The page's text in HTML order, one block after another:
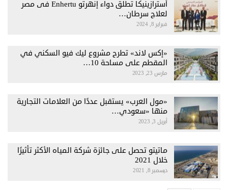
أسترازينيكا تطلق دواء إنهرتو Enhertu فى مصر
لعلاج سرطان…
فبراير 8, 2024
«إكس لاند» تطرح مشروع ليك فيو السكني في
المقطم على مساحة 10…
مارس 23, 2023
«مول العرب» يستقبل عددًا من العلامات التجارية
منها «سعودي…
أبريل 3, 2023
ماتيتو تحصل على جائزة شركة المياه الأكثر تأثيرًا
خلال 2021
ديسمبر 8, 2021